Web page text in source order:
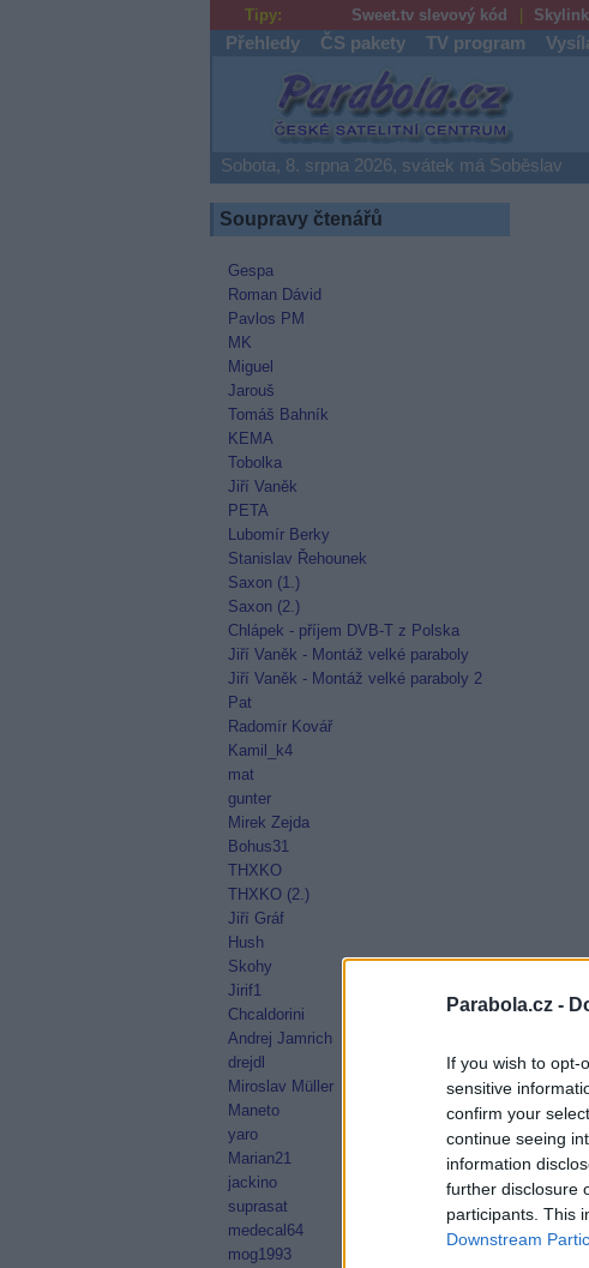
Parabola.cz -
If you wish to opt-
sensitive
confirm your
continue seeing
information
further disclosure
participants. This
Downstream
Tipy: Sweet.tv slevový kód Skylink
Přehledy ČS pakety TV program
Parabola.cz
Sobota, 8. srpna 2026, svátek má Soběslav
Soupravy čtenářů
Gespa
Roman Dávid
Pavlos PM
MK
Miguel
Jarouš
Tomáš Bahník
KEMA
Tobolka
Jiří Vaněk
PETA
Lubomír Berky
Stanislav Řehounek
Saxon (1.)
Saxon (2.)
Chlápek - příjem DVB-T z Polska
Jiří Vaněk - Montáž velké paraboly
Jiří Vaněk - Montáž velké paraboly 2
Pat
Radomír Kovář
Kamil_k4
mat
gunter
Mirek Zejda
Bohus31
THXKO
THXKO (2.)
Jiří Gráf
Hush
Skohy
Jirif1
Chcaldorini
Andrej Jamrich
drejdl
Miroslav Müller
Maneto
yaro
Marian21
jackino
suprasat
medecal64
mog1993